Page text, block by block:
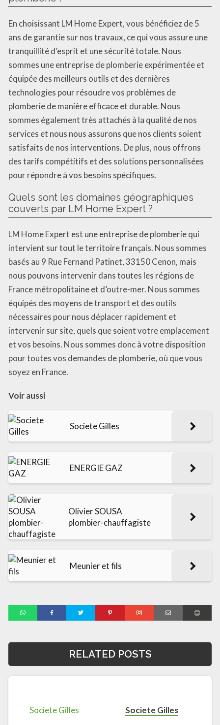
En choisissant LM Home Expert, vous bénéficiez de 5
ans de garantie sur nos travaux, ce qui vous assure une
tranquillité d’esprit et une sécurité totale. Nous
sommes une entreprise de plomberie expérimentée et
équipée des meilleurs outils et des dernières
technologies pour résoudre vos problèmes de
plomberie de manière efficace et durable. Nous
sommes également très attachés à la qualité de nos
services et nous nous assurons que nos clients soient
satisfaits de nos interventions. De plus, nous offrons
des tarifs compétitifs et des solutions personnalisées
pour répondre à vos besoins spécifiques.
Quels sont les domaines géographiques
couverts par LM Home Expert ?
LM Home Expert est une entreprise de plomberie qui
intervient sur tout le territoire français. Nous sommes
basés au 9 Rue Fernand Patinet, 33150 Cenon, mais
nous pouvons intervenir dans toutes les régions de
France métropolitaine et d’outre-mer. Nous sommes
équipés des moyens de transport et des outils
nécessaires pour nous déplacer rapidement et
intervenir sur site, quels que soient votre emplacement
et vos besoins. Nous sommes donc à votre disposition
pour toutes vos demandes de plomberie, où que vous
soyez en France.
Voir aussi
Societe Gilles
ENERGIE GAZ
Olivier SOUSA
plombier-chauffagiste
Meunier et fils
RELATED POSTS
Societe Gilles